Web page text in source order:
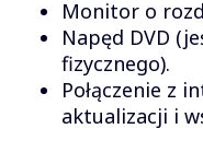
Monitor o
Napęd DVD
fizycznego).
Połączenie z
aktualizacji i